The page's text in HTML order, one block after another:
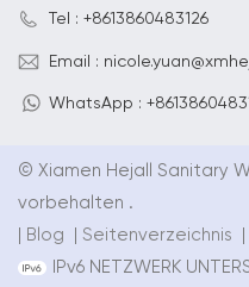
Tel : +8613860483126
Email :
WhatsApp :
© Xiamen Hejall Sanitary
vorbehalten .
Blog Seitenverzeichnis
IPv6 NETZWERK